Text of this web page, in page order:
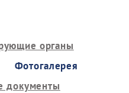
органы
Фотогалерея
документы